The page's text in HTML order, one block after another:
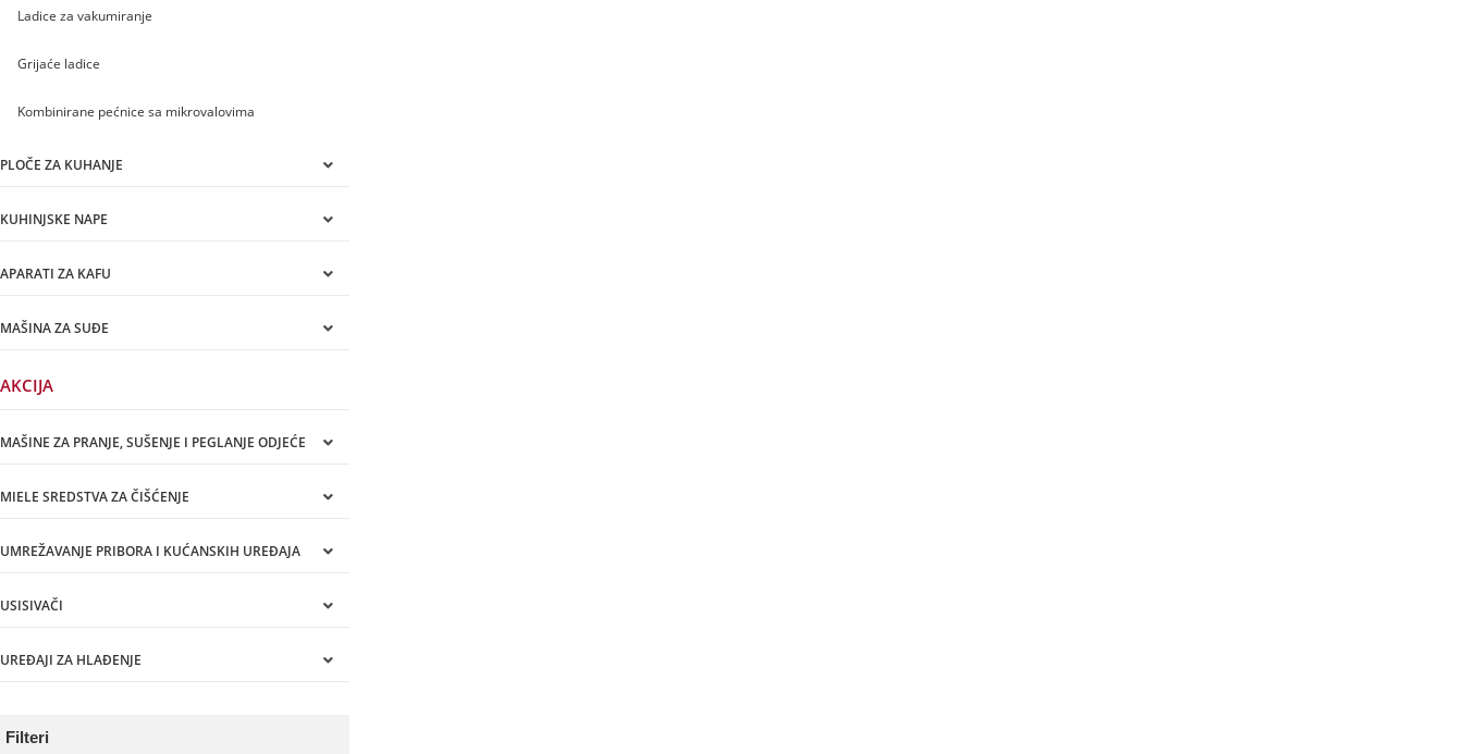
Ladice za vakumiranje
Grijaće ladice
Kombinirane pećnice sa mikrovalovima
PLOČE ZA KUHANJE
KUHINJSKE NAPE
APARATI ZA KAFU
MAŠINA ZA SUĐE
AKCIJA
MAŠINE ZA PRANJE, SUŠENJE I PEGLANJE ODJEĆE
MIELE SREDSTVA ZA ČIŠĆENJE
UMREŽAVANJE PRIBORA I KUĆANSKIH UREĐAJA
USISIVAČI
UREĐAJI ZA HLAĐENJE
Filteri